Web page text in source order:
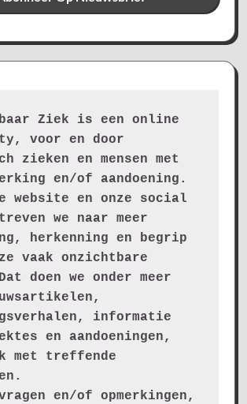
Ziek is een online
voor en door
zieken en mensen met
en/of aandoening.
website en onze social
we naar meer
herkenning en begrip
vaak onzichtbare
doen we onder meer
informatie
en aandoeningen,
met treffende
en/of opmerkingen,